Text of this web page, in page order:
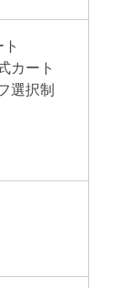
カート
選択制